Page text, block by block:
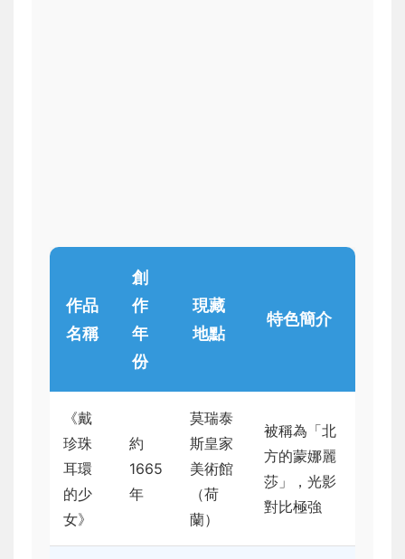
作品
名稱
創
作
年
份
現藏
地點
特色簡介
《戴
珍珠
耳環
的少
女》
約
1665
年
莫瑞泰
斯皇家
美術館
（荷
蘭）
被稱為「北
方的蒙娜麗
莎」，光影
對比極強